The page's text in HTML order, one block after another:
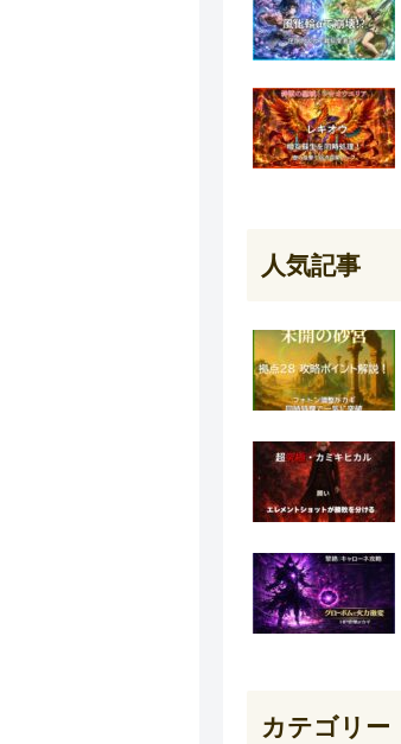
人気記事
カテゴリー